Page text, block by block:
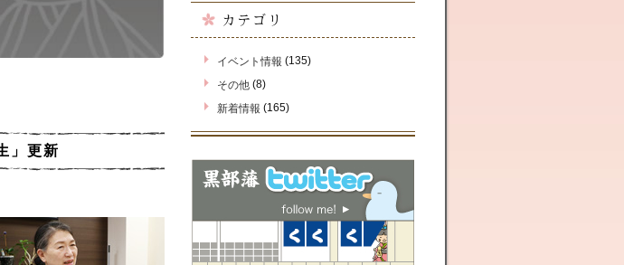
」更新
カテゴリ
イベント情報 (135)
その他 (8)
新着情報 (165)